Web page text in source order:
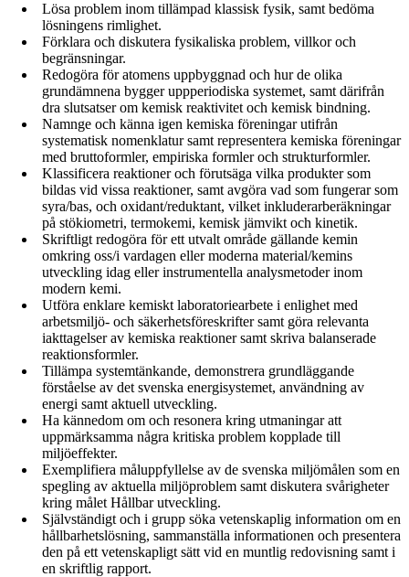
Lösa problem inom tillämpad klassisk fysik, samt bedöma
lösningens rimlighet.
Förklara och diskutera fysikaliska problem, villkor och
begränsningar.
Redogöra för atomens uppbyggnad och hur de olika
grundämnena bygger uppperiodiska systemet, samt därifrån
dra slutsatser om kemisk reaktivitet och kemisk bindning.
Namnge och känna igen kemiska föreningar utifrån
systematisk nomenklatur samt representera kemiska föreningar
med bruttoformler, empiriska formler och strukturformler.
Klassificera reaktioner och förutsäga vilka produkter som
bildas vid vissa reaktioner, samt avgöra vad som fungerar som
syra/bas, och oxidant/reduktant, vilket inkluderarberäkningar
på stökiometri, termokemi, kemisk jämvikt och kinetik.
Skriftligt redogöra för ett utvalt område gällande kemin
omkring oss/i vardagen eller moderna material/kemins
utveckling idag eller instrumentella analysmetoder inom
modern kemi.
Utföra enklare kemiskt laboratoriearbete i enlighet med
arbetsmiljö- och säkerhetsföreskrifter samt göra relevanta
iakttagelser av kemiska reaktioner samt skriva balanserade
reaktionsformler.
Tillämpa systemtänkande, demonstrera grundläggande
förståelse av det svenska energisystemet, användning av
energi samt aktuell utveckling.
Ha kännedom om och resonera kring utmaningar att
uppmärksamma några kritiska problem kopplade till
miljöeffekter.
Exemplifiera måluppfyllelse av de svenska miljömålen som en
spegling av aktuella miljöproblem samt diskutera svårigheter
kring målet Hållbar utveckling.
Självständigt och i grupp söka vetenskaplig information om en
hållbarhetslösning, sammanställa informationen och presentera
den på ett vetenskapligt sätt vid en muntlig redovisning samt i
en skriftlig rapport.